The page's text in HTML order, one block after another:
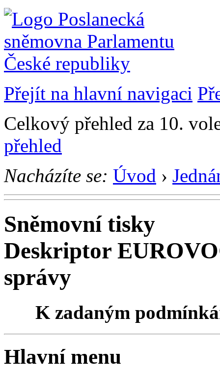
Přejít na hlavní navigaci
Celkový přehled za 10.
přehled
Nacházíte se: Úvod ›
Sněmovní tisky
Deskriptor
správy
K zadaným
Hlavní menu